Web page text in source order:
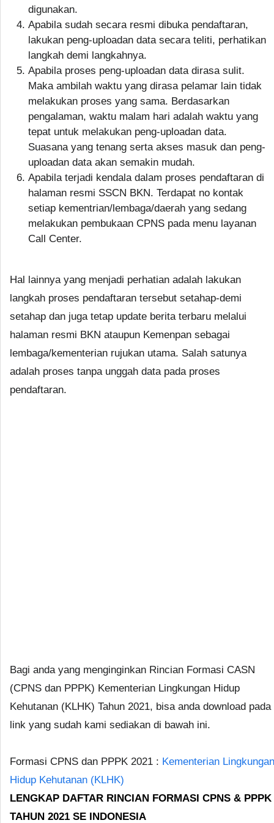
digunakan.
Apabila sudah secara resmi dibuka pendaftaran,
lakukan peng-uploadan data secara teliti, perhatikan
langkah demi langkahnya.
Apabila proses peng-uploadan data dirasa sulit.
Maka ambilah waktu yang dirasa pelamar lain tidak
melakukan proses yang sama. Berdasarkan
pengalaman, waktu malam hari adalah waktu yang
tepat untuk melakukan peng-uploadan data.
Suasana yang tenang serta akses masuk dan peng-
uploadan data akan semakin mudah.
Apabila terjadi kendala dalam proses pendaftaran di
halaman resmi SSCN BKN. Terdapat no kontak
setiap kementrian/lembaga/daerah yang sedang
melakukan pembukaan CPNS pada menu layanan
Call Center.
Hal lainnya yang menjadi perhatian adalah lakukan
langkah proses pendaftaran tersebut setahap-demi
setahap dan juga tetap update berita terbaru melalui
halaman resmi BKN ataupun Kemenpan sebagai
lembaga/kementerian rujukan utama. Salah satunya
adalah proses tanpa unggah data pada proses
pendaftaran.
Bagi anda yang menginginkan Rincian Formasi CASN
(CPNS dan PPPK) Kementerian Lingkungan Hidup
Kehutanan (KLHK) Tahun 2021, bisa anda download pada
link yang sudah kami sediakan di bawah ini.
Formasi CPNS dan PPPK 2021 : Kementerian Lingkungan
Hidup Kehutanan (KLHK)
LENGKAP DAFTAR RINCIAN FORMASI CPNS & PPPK
TAHUN 2021 SE INDONESIA